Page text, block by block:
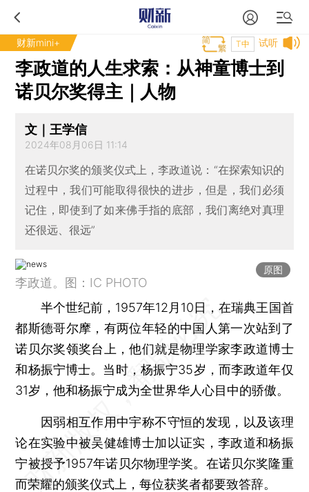
财新mini+ 试听
T中
李政道的人生求索：从神童博士到
诺贝尔奖得主｜人物
文｜王学信
2024年08月06日 11:14
在诺贝尔奖的颁奖仪式上，李政道说：“在探索知识的
过程中，我们可能取得很快的进步，但是，我们必须
记住，即使到了如来佛手指的底部，我们离绝对真理
还很远、很远”
原图
李政道。图：IC PHOTO
半个世纪前，1957年12月10日，在瑞典王国首
都斯德哥尔摩，有两位年轻的中国人第一次站到了
诺贝尔奖领奖台上，他们就是物理学家李政道博士
和杨振宁博士。当时，杨振宁35岁，而李政道年仅
31岁，他和杨振宁成为全世界华人心目中的骄傲。
因弱相互作用中宇称不守恒的发现，以及该理
论在实验中被吴健雄博士加以证实，李政道和杨振
宁被授予1957年诺贝尔物理学奖。在诺贝尔奖隆重
而荣耀的颁奖仪式上，每位获奖者都要致答辞。